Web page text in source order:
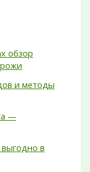
обзор
и методы
—
выгодно в